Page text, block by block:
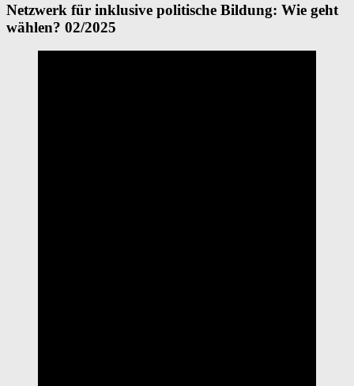
Netzwerk für inklusive politische Bildung: Wie geht
wählen? 02/2025